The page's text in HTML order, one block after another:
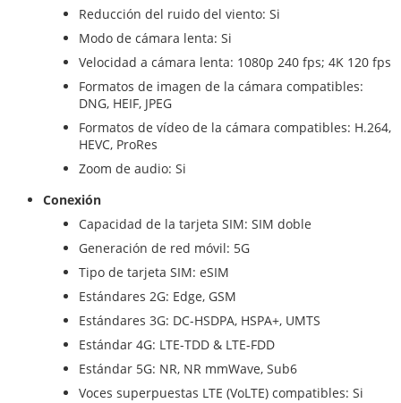
Reducción del ruido del viento: Si
Modo de cámara lenta: Si
Velocidad a cámara lenta: 1080p 240 fps; 4K 120 fps
Formatos de imagen de la cámara compatibles:
DNG, HEIF, JPEG
Formatos de vídeo de la cámara compatibles: H.264,
HEVC, ProRes
Zoom de audio: Si
Conexión
Capacidad de la tarjeta SIM: SIM doble
Generación de red móvil: 5G
Tipo de tarjeta SIM: eSIM
Estándares 2G: Edge, GSM
Estándares 3G: DC-HSDPA, HSPA+, UMTS
Estándar 4G: LTE-TDD & LTE-FDD
Estándar 5G: NR, NR mmWave, Sub6
Voces superpuestas LTE (VoLTE) compatibles: Si